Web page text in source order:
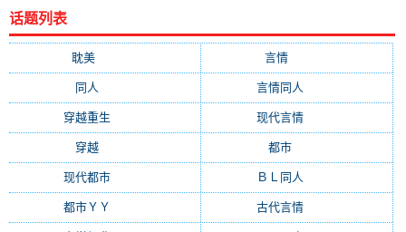
话题列表
耽美 言情
同人 言情同人
穿越重生 现代言情(6218)
穿越(4547) 都市(4380)
现代都市(3471) ＢＬ同人
都市ＹＹ 古代言情(2004)